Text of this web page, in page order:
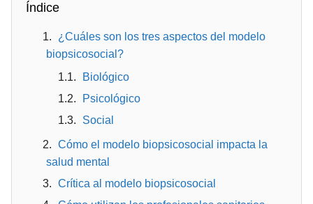
Índice
¿Cuáles son los tres aspectos del modelo
biopsicosocial?
Biológico
Psicológico
Social
Cómo el modelo biopsicosocial impacta la
salud mental
Crítica al modelo biopsicosocial